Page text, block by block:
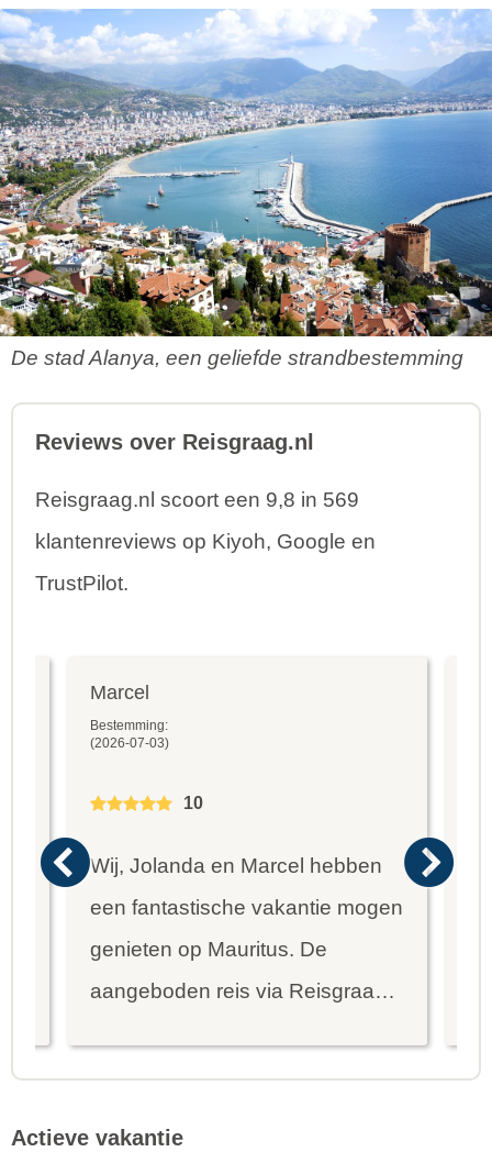
De stad Alanya, een geliefde strandbestemming
Reviews over Reisgraag.nl
Reisgraag.nl scoort een 9,8 in 569
klantenreviews op Kiyoh, Google en
TrustPilot.
Marcel
Bestemming:
(2026-07-03)
10
Wij, Jolanda en Marcel hebben
een fantastische vakantie mogen
genieten op Mauritus. De
aangeboden reis via Reisgraag
mooie dingen van het eiland te
Actieve vakantie